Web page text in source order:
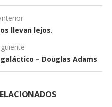
llevan lejos.
– Douglas Adams